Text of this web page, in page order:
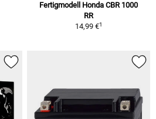
Fertigmodell Honda CBR 1000
RR
14,99 €1